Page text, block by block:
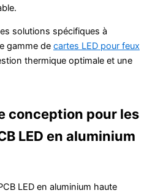
solutions spécifiques à
gamme de cartes LED pour feux
thermique optimale et une
conception pour les
LED en aluminium
LED en aluminium haute